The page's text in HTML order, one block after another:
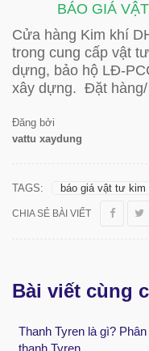
BÁO GIÁ
Cửa hàng Kim khí
trong cung cấp vật
dựng, bảo hộ LĐ-
xây dựng. Đặt hàng/
Đăng bởi
vattu xaydung
TAGS: báo giá vật tư kim
CHIA SẺ BÀI VIẾT
Bài viết cùng
Thanh Tyren là gì?